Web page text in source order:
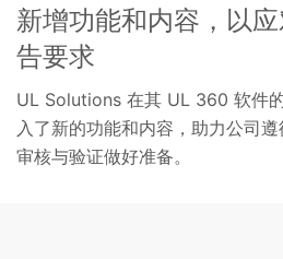
新增功能和内容，以
告要求
UL Solutions 在其 UL 360 软件
入了新的功能和内容，助力公司
审核与验证做好准备。